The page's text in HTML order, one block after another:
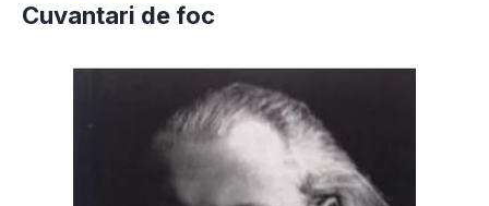
Cuvantari de foc